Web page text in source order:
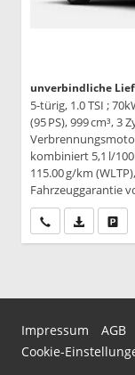
unverbindliche
5-türig, 1.0 TSI ;
(95 PS), 999 cm³, 3
kombiniert 5,1 l/
115.00 g/km
Fahrzeuggarantie
Wir rufen Sie an
PDF-
Impressum AGB
Cookie-